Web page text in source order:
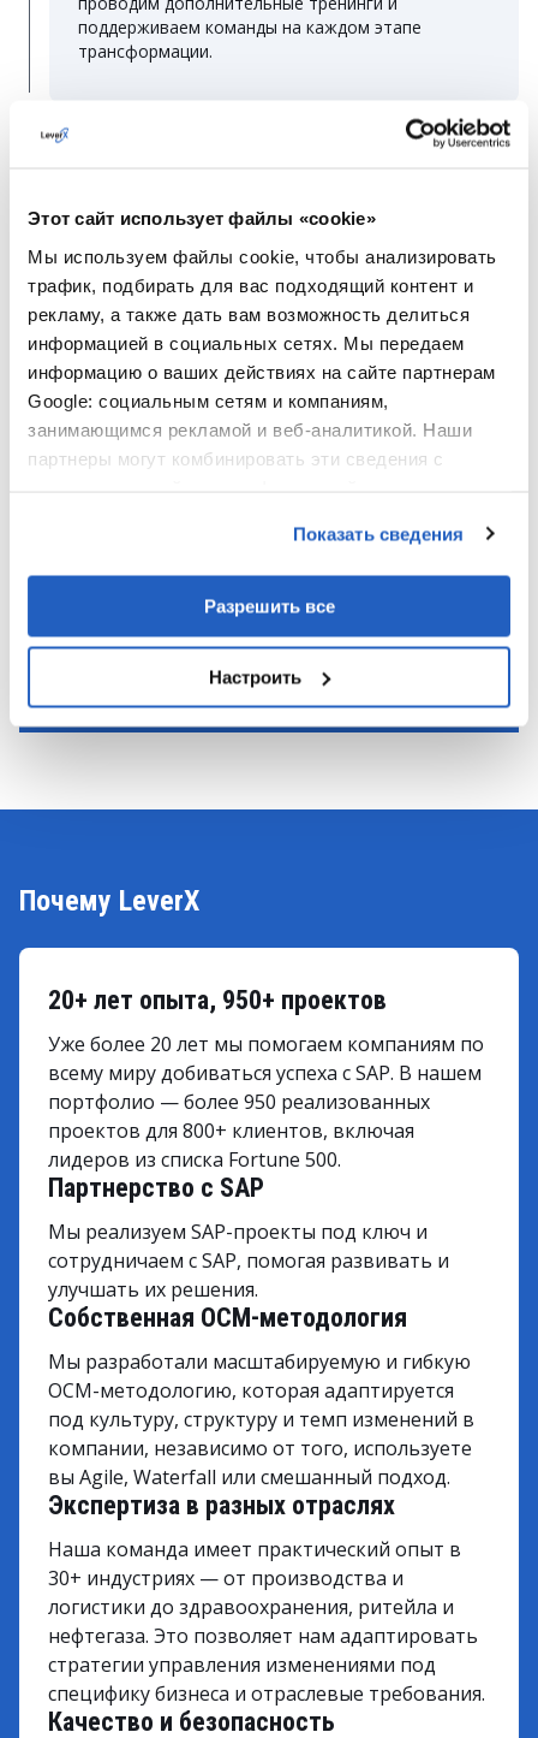
Этот сайт использует файлы «cookie»
Мы используем файлы cookie, чтобы анализировать
трафик, подбирать для вас подходящий контент и
рекламу, а также дать вам возможность делиться
информацией в социальных сетях. Мы передаем
информацию о ваших действиях на сайте партнерам
Google: социальным сетям и компаниям,
занимающимся рекламой и веб-аналитикой. Наши
партнеры могут комбинировать эти сведения с
Показать сведения
Разрешить все
Настроить
поддерживаем команды на каждом этапе
трансформации.
СВЯЗАТЬСЯ С ЭКСПЕРТАМИ
Elizaveta Koritko
Почему LeverX
20+ лет опыта, 950+ проектов
Уже более 20 лет мы помогаем компаниям по
всему миру добиваться успеха с SAP. В нашем
портфолио — более 950 реализованных
проектов для 800+ клиентов, включая
лидеров из списка Fortune 500.
Экспертиза в разных отраслях
Наша команда имеет практический опыт в
30+ индустриях — от производства и
логистики до здравоохранения, ритейла и
нефтегаза. Это позволяет нам адаптировать
стратегии управления изменениями под
специфику бизнеса и отраслевые требования.
Партнерство с SAP
Мы реализуем SAP-проекты под ключ и
сотрудничаем с SAP, помогая развивать и
улучшать их решения.
Качество и безопасность
Собственная OCM-методология
Мы разработали масштабируемую и гибкую
OCM-методологию, которая адаптируется
под культуру, структуру и темп изменений в
компании, независимо от того, используете
вы Agile, Waterfall или смешанный подход.